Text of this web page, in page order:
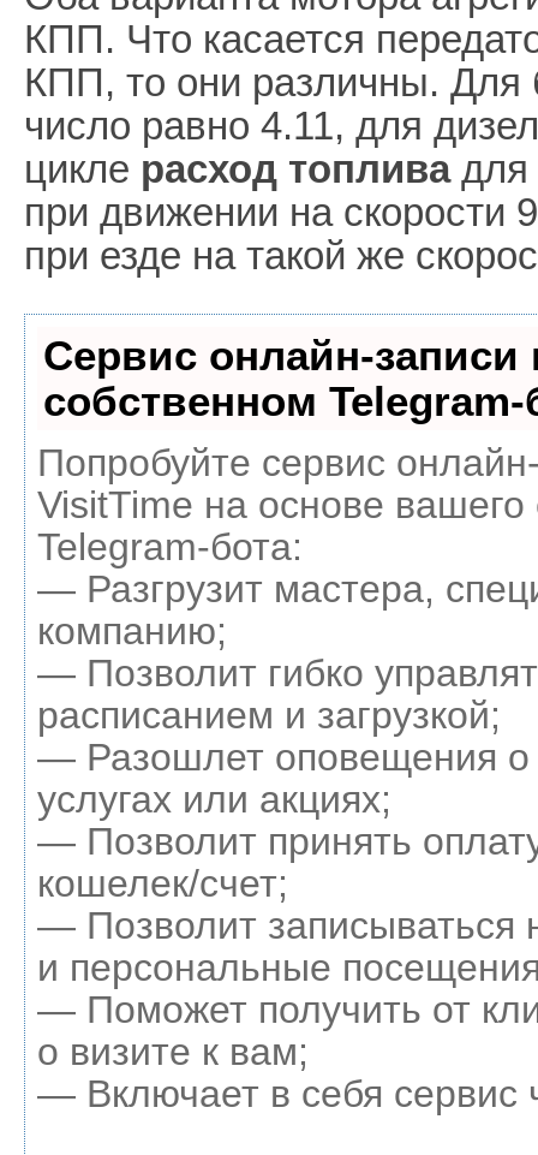
КПП. Что касается
КПП, то они различны. Для
число равно 4.11, для
цикле расход топливадля
при движении на скорости
при езде на такой же
Сервис онлайн-записи
собственном Telegram-
Попробуйте сервис
VisitTime на основе вашего
Telegram-бота:
— Разгрузит мастера,
компанию;
— Позволит гибко
расписанием и загрузкой;
— Разошлет оповещения о
услугах или акциях;
— Позволит принять
кошелек/счет;
— Позволит записываться
и персональные
— Поможет получить от
о визите к вам;
— Включает в себя сервис